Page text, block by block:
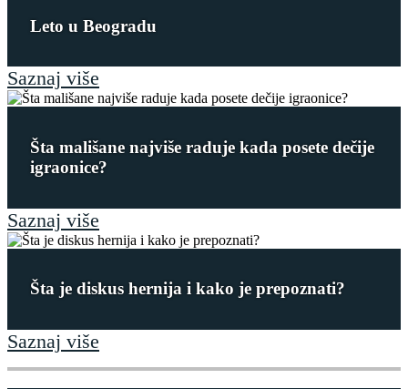
Leto u Beogradu
Saznaj više
Šta mališane najviše raduje kada posete dečije
igraonice?
Saznaj više
Šta je diskus hernija i kako je prepoznati?
Saznaj više